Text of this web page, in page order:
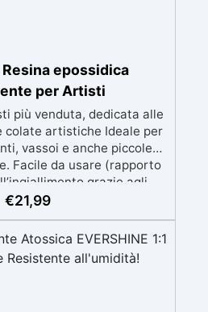
Resina epossidica
per Artisti
più venduta, dedicata alle
colate artistiche Ideale per
vassoi e anche piccole
Facile da usare (rapporto
grazie agli
densa : non cola via,
una superficie lucida e
brillante
€21,99